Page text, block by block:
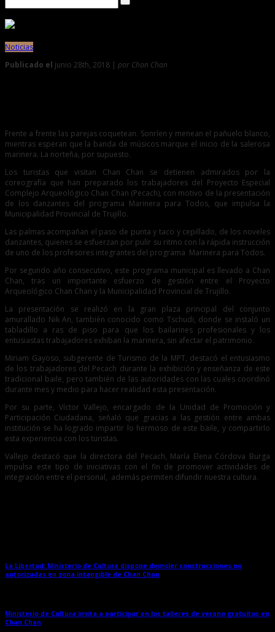
Noticias
Publicado el junio 28th, 2018 | por Chan Chan
Frente a frente las parejas coquetean. Sonríen y menean el pañuelo blanco,
mientras esperan que la banda de músicos marque el inicio de la salerosa
marinera. La norteña, por supuesto.
Los turistas que visitan Chan Chan se detienen admirados por la
coreografía que han preparado los trabajadores del Proyecto Especial
Complejo Arqueológico Chan Chan (Pecach), con motivo de la presentación
de los danzantes del programa Marinera para Todos, que impulsa la
Municipalidad Provincial de Trujillo.
Las palmas acompañan el paso de punta y taco y cepillado, de los noveles
danzantes, quienes se esfuerzan por pulir su ritmo con la rápida instrucción
de uno de los profesores integrantes del programa Marinera para Todos.
Por segundo año consecutivo, este programa municipal es llevado a Chan
Chan, tras un importante esfuerzo de gestión entre el Proyecto
Arqueológico Chan Chan y la Municipalidad Provincial de Trujillo.
La presentación se realizó en la gran plaza principal del conjunto
amurallado Nik An, también conocido como Tschudi, donde se instaló un
tabladillo a ras de piso para que los bailarines profesionales y los
entusiastas trabajadores exhiban la marinera, sin afectar el patrimonio.
Miriam Gayoso, subgerente de Turismo de la MPT, destacó el entusiasmo
de los trabajadores del Pecach durante la exhibición y enseñanza de este
tradicional baile, pero también de las autoridades con las cuales coordinó
durante mes y medio para hacer realidad esta presentación.
Por su parte, Víctor Vallejo, encargado de la Unidad de Promoción y
Participación Ciudadana, señaló que gracias a las gestión entre ambas
institución se ha logrado impartir lo hermoso de este baile, y compartirlo
esta experiencia con los turistas.
Vallejo destacó que la directora del Pecach, María Elena Córdova Burga
impulsa este tipo de iniciativas con el fin de promover actividades de
integración entre el personal, además permiten difundir nuestra cultura.
La Libertad: Ministerio de Cultura dispone demoler construcciones no
autorizadas en zona intangible de Chan Chan
Ministerio de Cultura invita a participar en los talleres de verano gratuitos en
Chan Chan